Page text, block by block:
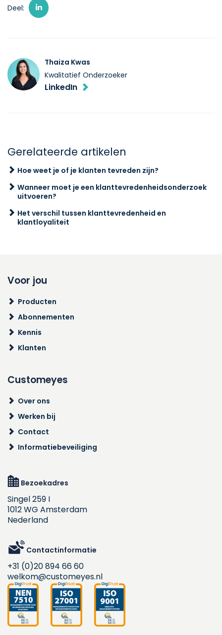
Deel:
Thaiza Kwas
Kwalitatief Onderzoeker
LinkedIn
Gerelateerde artikelen
Hoe weet je of je klanten tevreden zijn?
Wanneer moet je een klanttevredenheidsonderzoek
uitvoeren?
Het verschil tussen klanttevredenheid en
klantloyaliteit
Voor jou
Producten
Abonnementen
Kennis
Klanten
Customeyes
Over ons
Werken bij
Contact
Informatiebeveiliging
Bezoekadres
Singel 259 I
1012 WG Amsterdam
Nederland
Contactinformatie
+31 (0)20 894 66 60
welkom@customeyes.nl